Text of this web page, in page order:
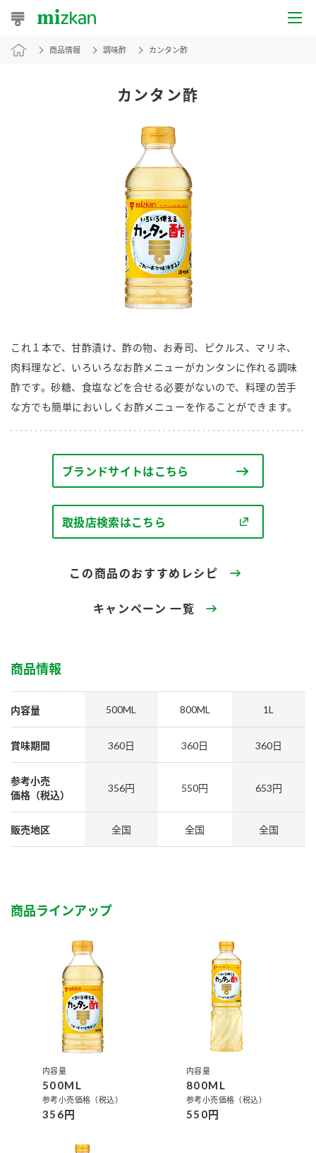
おうちレシピ
酢 調味酢
お酢ドリンク ぽん酢
みりん風・料理酒 鍋用調味料
おすしの素
Fibee
新商品一覧
キャンペーン情報
ブランド・スペシャルサイト
ブランド・スペシャルサイト トップ
商品ブランドサイト
Fibee（ファイビー）
くらしプラ酢
お酢ドリンク
鍋なび
納豆のサイト
PIN印
三ツ判山吹
千夜
ぽん酢サワー
鍋奉行マニュアル
ミツカンのCM
ロングセラー商品 ＋ おすすめレシピ
人気商品 ＋ おすすめレシピ
国内事業概要
ミツカングループについて
水の文化センター（アーカイブ）
ZENB initiative
MIM（ミツカンミュージアム）
キッザニア東京「ぽん酢工房」
ニュースリリース
お客様相談センター
お客様の声をいかしました
販売終了製品のご案内
よくあるご質問
地図から取り扱い店舗を探す
ミツカン公式通販
商品情報 調味酢 カンタン酢
カンタン酢
これ１本で、甘酢漬け、酢の物、お寿司、ピクルス、マリネ、
肉料理など、いろいろなお酢メニューがカンタンに作れる調味
酢です。砂糖、食塩などを合せる必要がないので、料理の苦手
な方でも簡単においしくお酢メニューを作ることができます。
ブランドサイトはこちら
取扱店検索はこちら
この商品のおすすめレシピ
キャンペーン 一覧
商品情報
内容量 500ML 800ML 1L
賞味期間 360日 360日 360日
参考小売
価格（税込）
356円 550円 653円
販売地区 全国 全国 全国
商品ラインアップ
内容量
500ML
参考小売価格（税込）
356円
内容量
800ML
参考小売価格（税込）
550円